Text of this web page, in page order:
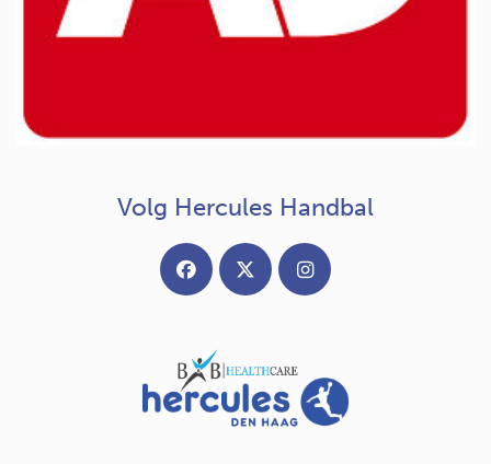
Volg Hercules Handbal